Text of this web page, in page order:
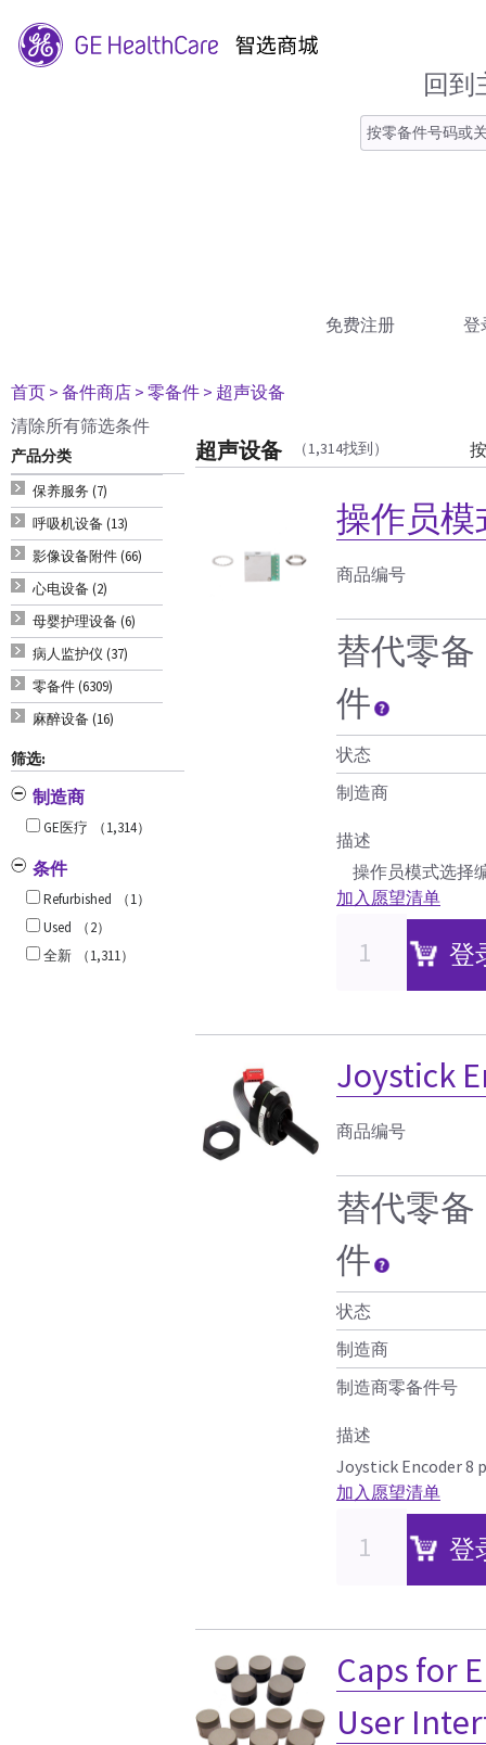
回到
免费注册 登
首页 > 备件商店 > 零备件 > 超声设备
清除所有筛选条件
产品分类
保养服务 (7)
呼吸机设备 (13)
影像设备附件 (66)
心电设备 (2)
母婴护理设备 (6)
病人监护仪 (37)
零备件 (6309)
麻醉设备 (16)
筛选:
制造商
GE医疗 （1,314）
条件
Refurbished
（1）
Used
（2）
全新
（1,311）
超声设备 （1,314找到）
操作员模
商品编号
替代零备
件
状态
制造商
描述
操作员模式选择
加入愿望清单
登
Joystick
商品编号
替代零备
件
状态
制造商
制造商零备件号
描述
Joystick Encoder 8
加入愿望清单
登
Caps for
User